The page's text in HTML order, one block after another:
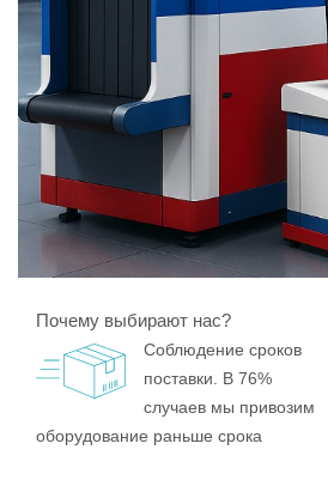
Почему выбирают нас?
Соблюдение сроков
поставки. В 76%
случаев мы привозим
оборудование раньше срока